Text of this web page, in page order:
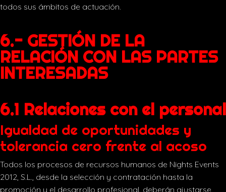
todos sus ámbitos de actuación.
6.- GESTIÓN DE LA
RELACIÓN CON LAS PARTES
INTERESADAS
6.1 Relaciones con el personal
Igualdad de oportunidades y
tolerancia cero frente al acoso
Todos los procesos de recursos humanos de Nights Events
2012, S.L., desde la selección y contratación hasta la
promoción y el desarrollo profesional, deberán ajustarse